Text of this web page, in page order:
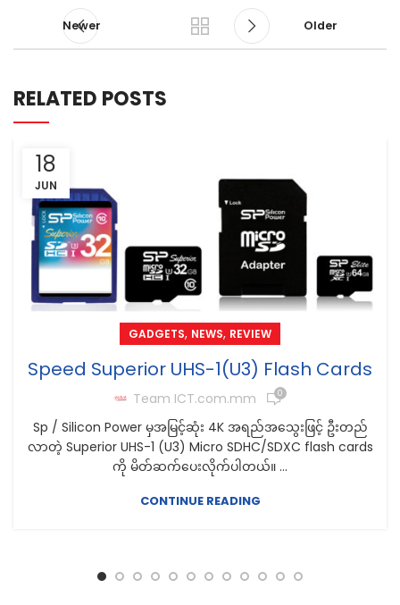
Newer Older
RELATED POSTS
18
JUN
GADGETS, NEWS, REVIEW
Speed Superior UHS-1(U3) Flash Cards
Team ICT.com.mm 0
Sp / Silicon Power မှအမြင့်ဆုံး 4K အရည်အသွေးဖြင့် ဦးတည်
လာတဲ့ Superior UHS-1 (U3) Micro SDHC/SDXC flash cards
ကို မိတ်ဆက်ပေးလိုက်ပါတယ်။ ...
CONTINUE READING